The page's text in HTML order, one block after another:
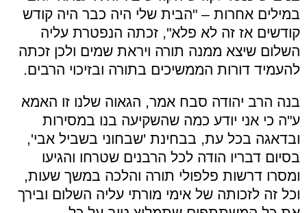
במילים אחרות – "הבית שלי היה כבר היה קודש
קודשים אז זה לא פלא", זכתה הנפטרת עליה
השלום שיצא ממנה תורה ויראת שמים ולכן זכתה
להעמיד דורות הממשיכים בתורה ובזיכוי הרבים.
בנה הרב יהודה סבח אמר, הגאוה שלנו זו האמא
ע"ה כי אני יודע כמה שהשקיעה בנו במסירות
ובדאגה בכל עת, בבחינת 'שבחוני בשביל אבי',
בסיום דבריו הודה לכל הרבנים שטרחו והגיעו
ומסרו דרשות פלפולי תורה והלכה במשך שעות,
וכל זה לזכותה של אימי מורתי עליה השלום ובירך